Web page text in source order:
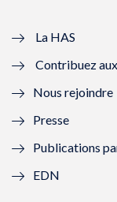
l
l
La HAS
Contribuez
Nous rejoindre
Presse
Publications
EDN